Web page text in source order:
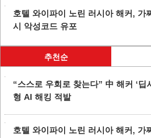
호텔 와이파이 노린 러시아 해커, 가
시 악성코드 유포
추천순
“스스로 우회로 찾는다” 中 해커 ‘딥
형 AI 해킹 적발
호텔 와이파이 노린 러시아 해커, 가